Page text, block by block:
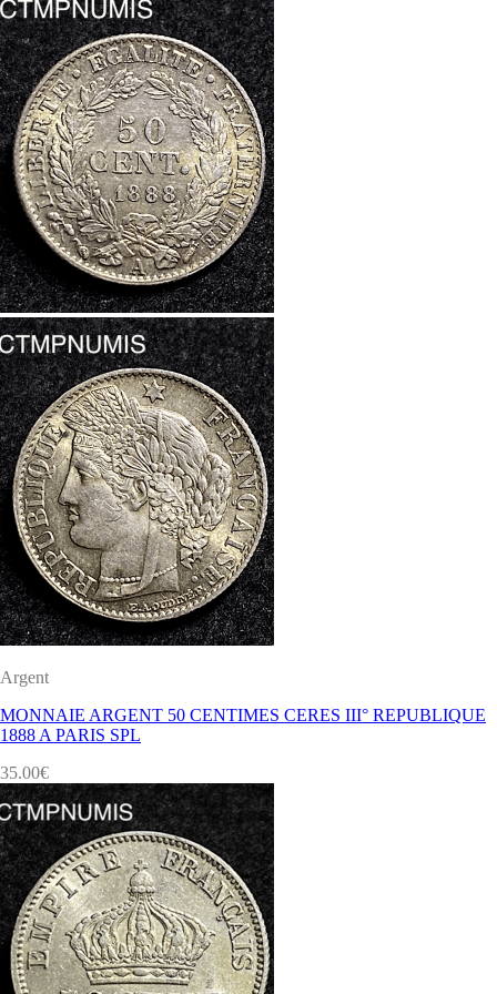
Argent
MONNAIE ARGENT 50 CENTIMES CERES III° REPUBLIQUE
1888 A PARIS SPL
35.00€